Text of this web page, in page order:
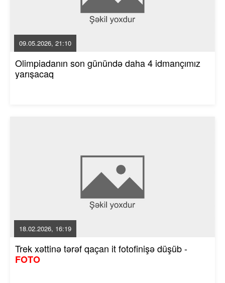
09.05.2026, 21:10
Olimpiadanın son günündə daha 4 idmançımız
yarışacaq
18.02.2026, 16:19
Trek xəttinə tərəf qaçan it fotofinişə düşüb -
FOTO